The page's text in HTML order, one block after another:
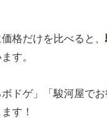
格だけを比べると、
す。
ドゲ」「駿河屋で
す！